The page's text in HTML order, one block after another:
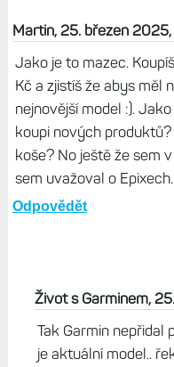
Martin, 25. březen
Jako je to mazec.
Kč a zjistíš že abys měl
nejnovější model :).
koupi nových
koše? No ještě že sem
sem uvažoval o Epixech.
Odpovědět
Život s Garminem,
Tak Garmin nepřidal
je aktuální model..